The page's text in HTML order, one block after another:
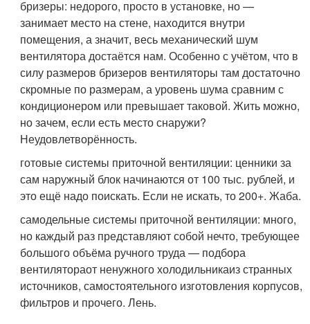
бризеры: недорого, просто в установке, но —
занимает место на стене, находится внутри
помещения, а значит, весь механический шум
вентилятора достаётся нам. Особенно с учётом, что в
силу размеров бризеров вентиляторы там достаточно
скромные по размерам, а уровень шума сравним с
кондиционером или превышает таковой. Жить можно,
но зачем, если есть место снаружи?
Неудовлетворённость.
готовые системы приточной вентиляции: ценники за
сам наружный блок начинаются от 100 тыс. рублей, и
это ещё надо поискать. Если не искать, то 200+. Жаба.
самодельные системы приточной вентиляции: много,
но каждый раз представляют собой нечто, требующее
большого объёма ручного труда — подбора
вентилятораот ненужного холодильникаиз странных
источников, самостоятельного изготовления корпусов,
фильтров и прочего. Лень.